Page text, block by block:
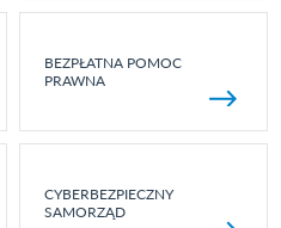
BEZPŁATNA POMOC
PRAWNA
CYBERBEZPIECZNY
SAMORZĄD